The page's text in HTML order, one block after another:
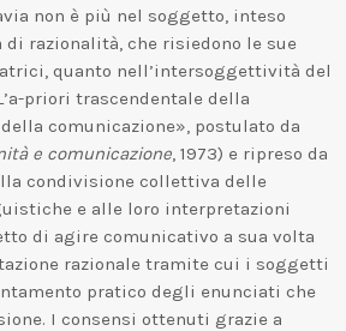
non è più nel soggetto, inteso
di razionalità, che risiedono le sue
quanto nell’intersoggettività del
priori trascendentale della
comunicazione», postulato da
e comunicazione, 1973) e ripreso da
condivisione collettiva delle
e alle loro interpretazioni
di agire comunicativo a sua volta
razionale tramite cui i soggetti
pratico degli enunciati che
I consensi ottenuti grazie a